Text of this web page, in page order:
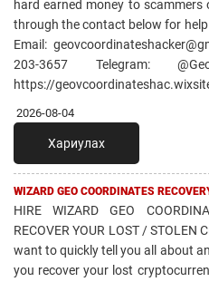
hard earned money to
through the contact below for
Email:
203-3657 Telegram:
https://
2026-08-04
Хариулах
WIZARD GEO COORDINATES
HIRE WIZARD GEO
RECOVER YOUR LOST / STOLEN
want to quickly tell you all about
you recover your lost